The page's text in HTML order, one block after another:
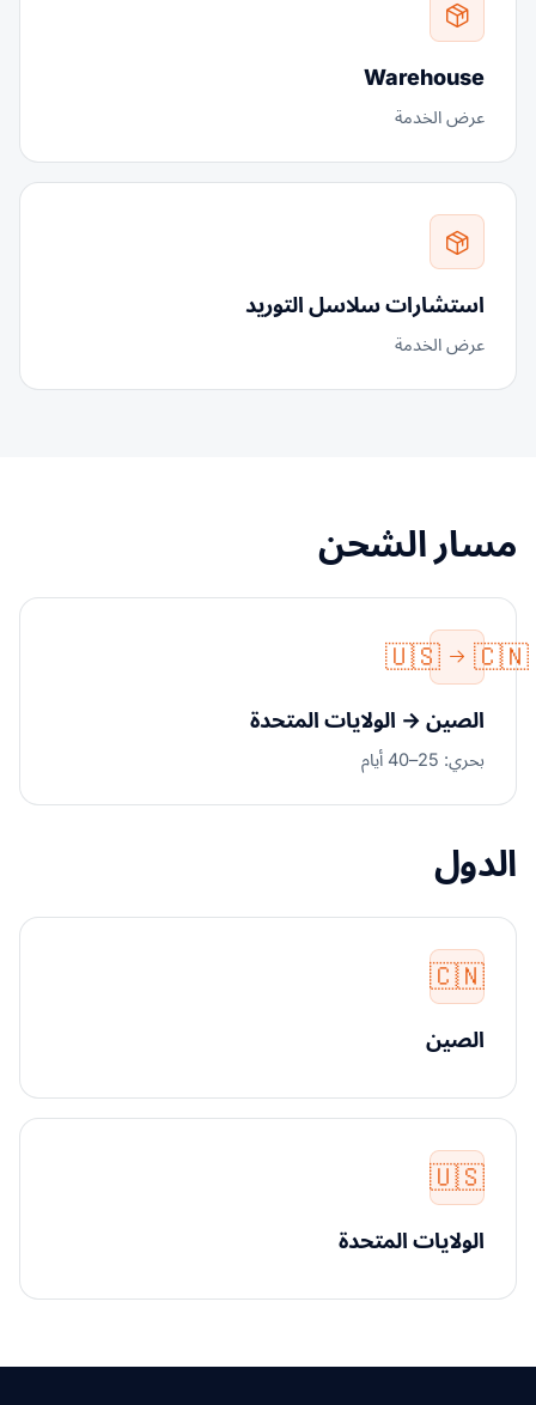
Warehouse
عرض الخدمة
استشارات سلاسل التوريد
عرض الخدمة
مسار الشحن
🇨🇳
🇺🇸
الصين → الولايات المتحدة
بحري: 25–40 أيام
الدول
🇨🇳
الصين
🇺🇸
الولايات المتحدة